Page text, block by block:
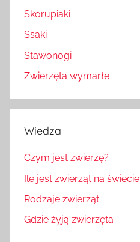
Skorupiaki
Ssaki
Stawonogi
Zwierzęta wymarłe
Wiedza
Czym jest zwierzę?
Ile jest zwierząt na świecie
Rodzaje zwierząt
Gdzie żyją zwierzęta